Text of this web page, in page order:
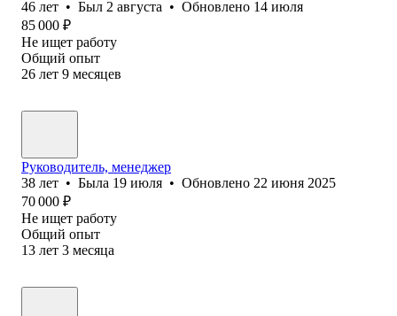
46 лет • Был 2 августа • Обновлено 14 июля
85 000 ₽
Не ищет работу
Общий опыт
26 лет 9 месяцев
Руководитель, менеджер
38 лет • Была 19 июля • Обновлено 22 июня 2025
70 000 ₽
Не ищет работу
Общий опыт
13 лет 3 месяца